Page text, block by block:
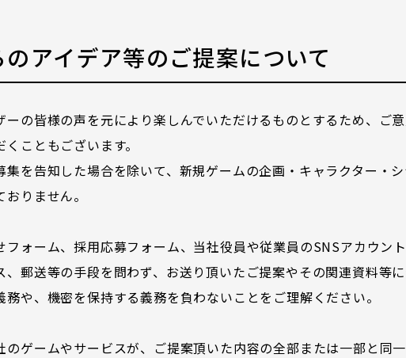
アイデア等のご提案について
の皆様の声を元により楽しんでいただけるものとするため、ご
こともございます。
集を告知した場合を除いて、新規ゲームの企画・キャラクター・
りません。
フォーム、採用応募フォーム、当社役員や従業員のSNSアカウン
郵送等の手段を問わず、お送り頂いたご提案やその関連資料等
や、機密を保持する義務を負わないことをご理解ください。
ゲームやサービスが、ご提案頂いた内容の全部または一部と同